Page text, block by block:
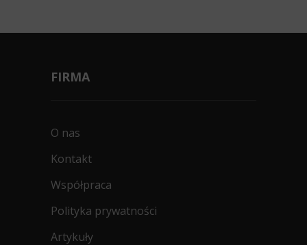
FIRMA
O nas
Kontakt
Współpraca
Polityka prywatności
Artykuły